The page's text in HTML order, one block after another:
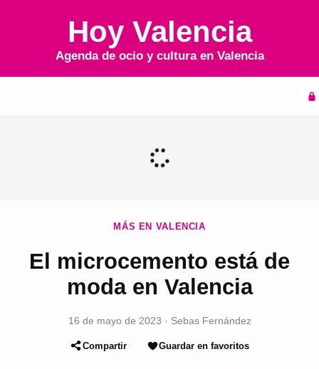
Hoy Valencia
Agenda de ocio y cultura en Valencia
MÁS EN VALENCIA
El microcemento está de
moda en Valencia
16 de mayo de 2023 · Sebas Fernández
Compartir Guardar en favoritos